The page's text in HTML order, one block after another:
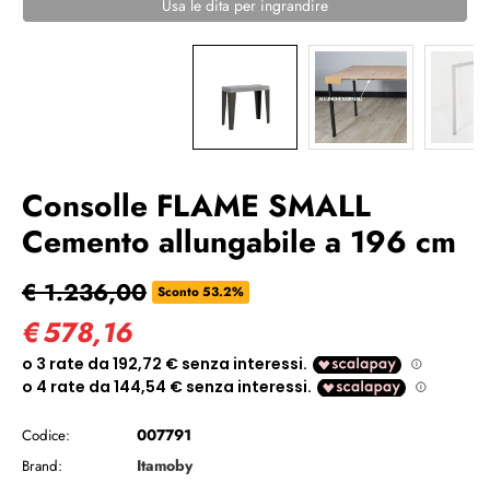
Consolle FLAME SMALL
Cemento allungabile a 196 cm
Usa le dita per ingrandire
€ 1.236,00 Sconto 53.2%
€578,16
Codice: 007791
Brand: Itamoby